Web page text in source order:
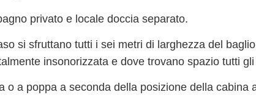
privato e locale doccia separato.
si sfruttano tutti i sei metri di larghezza del
insonorizzata e dove trovano spazio tutti
a poppa a seconda della posizione della cabina